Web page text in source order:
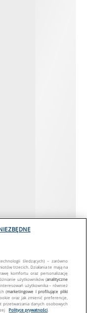
śledzących) – zarówno
trzecich. Działania te mają na
komfortu oraz personalizację
użytkowników (analityczne
użytkownika – również
(marketingowe i profilujące pliki
oraz jak zmienić preferencje,
przetwarzania danych osobowych
Polityce prywatności